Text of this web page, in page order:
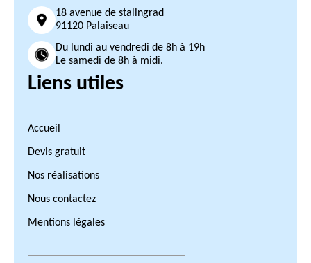
18 avenue de stalingrad
91120 Palaiseau
Du lundi au vendredi de 8h à 19h
Le samedi de 8h à midi.
Liens utiles
Accueil
Devis gratuit
Nos réalisations
Nous contactez
Mentions légales